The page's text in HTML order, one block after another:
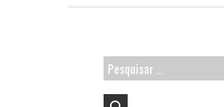
Pesquisar
por: